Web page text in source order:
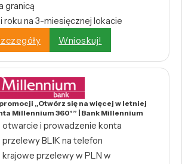
granicą
roku na 3-miesięcznej lokacie
Wnioskuj!
„Otwórz się na więcej w letniej
Millennium 360°” | Bank Millennium
i prowadzenie konta
BLIK na telefon
przelewy w PLN w